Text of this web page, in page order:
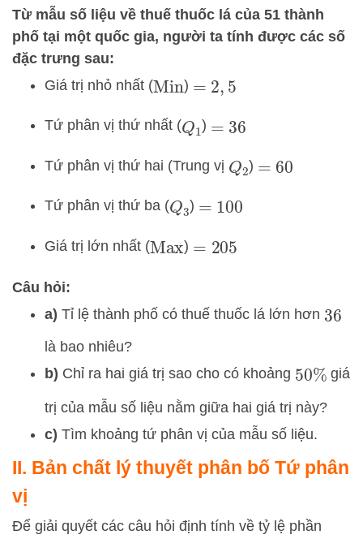
Từ mẫu số liệu về thuế thuốc lá của 51 thành
phố tại một quốc gia, người ta tính được các số
đặc trưng sau:
Giá trị nhỏ nhất (Min) =2,5
Tứ phân vị thứ nhất (Q1) =36
Tứ phân vị thứ hai (Trung vị Q2) =60
Tứ phân vị thứ ba (Q3) =100
Giá trị lớn nhất (Max) =205
Câu hỏi:
a) Tỉ lệ thành phố có thuế thuốc lá lớn hơn 36
là bao nhiêu?
b) Chỉ ra hai giá trị sao cho có khoảng 50% giá
trị của mẫu số liệu nằm giữa hai giá trị này?
c) Tìm khoảng tứ phân vị của mẫu số liệu.
II. Bản chất lý thuyết phân bố Tứ phân
vị
Để giải quyết các câu hỏi định tính về tỷ lệ phần